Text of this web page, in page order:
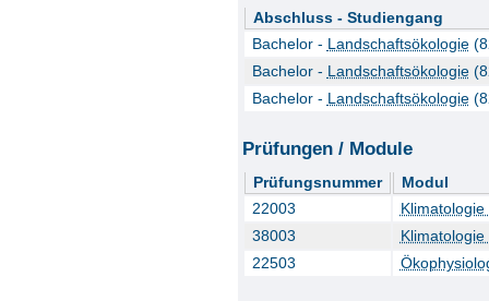
Abschluss - Studiengang
Bachelor -
Landschaftsökologie
Bachelor -
Landschaftsökologie
Bachelor -
Landschaftsökologie
Prüfungen / Module
Prüfungsnummer
Modul
22003
38003
22503